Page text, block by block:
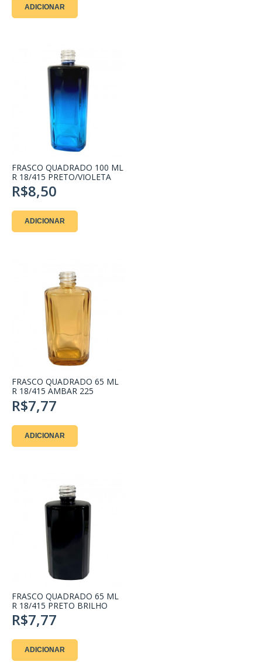
ADICIONAR
FRASCO QUADRADO 100 ML
R 18/415 PRETO/VIOLETA
R$8,50
ADICIONAR
FRASCO QUADRADO 65 ML
R 18/415 AMBAR 225
R$7,77
ADICIONAR
FRASCO QUADRADO 65 ML
R 18/415 PRETO BRILHO
R$7,77
ADICIONAR